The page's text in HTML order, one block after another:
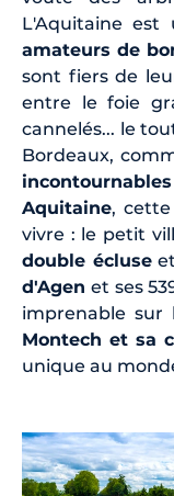
L'Aquitaine est
amateurs de
sont fiers de
entre le foie
cannelés... le
Bordeaux,
Aquitaine,
vivre : le petit
double écluseet
d'Agen et ses
imprenable sur
Montech et sa
unique au